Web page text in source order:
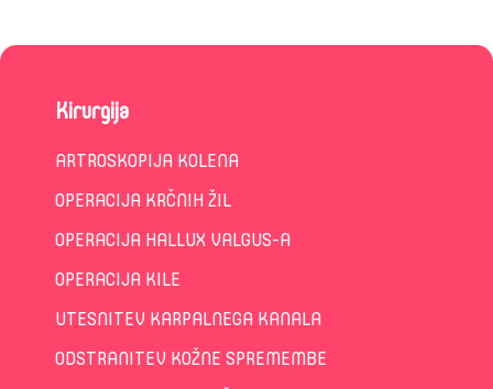
Kirurgija
ARTROSKOPIJA KOLENA
OPERACIJA KRČNIH ŽIL
OPERACIJA HALLUX VALGUS-A
OPERACIJA KILE
UTESNITEV KARPALNEGA KANALA
ODSTRANITEV KOŽNE SPREMEMBE